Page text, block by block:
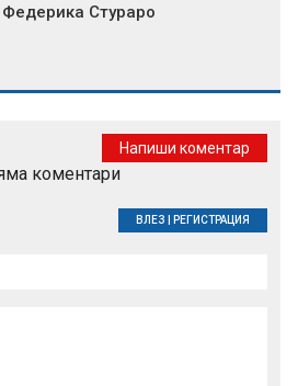
Федерика Стураро
Напиши коментар
коментари
ВЛЕЗ РЕГИСТРАЦИЯ